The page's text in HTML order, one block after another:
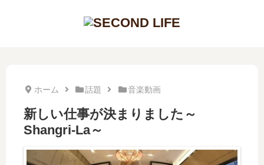
ホーム 話題 音楽動画
新しい仕事が決まりました～
Shangri-La～